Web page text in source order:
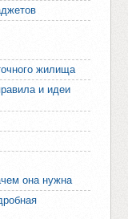
жилища
и идеи
она нужна